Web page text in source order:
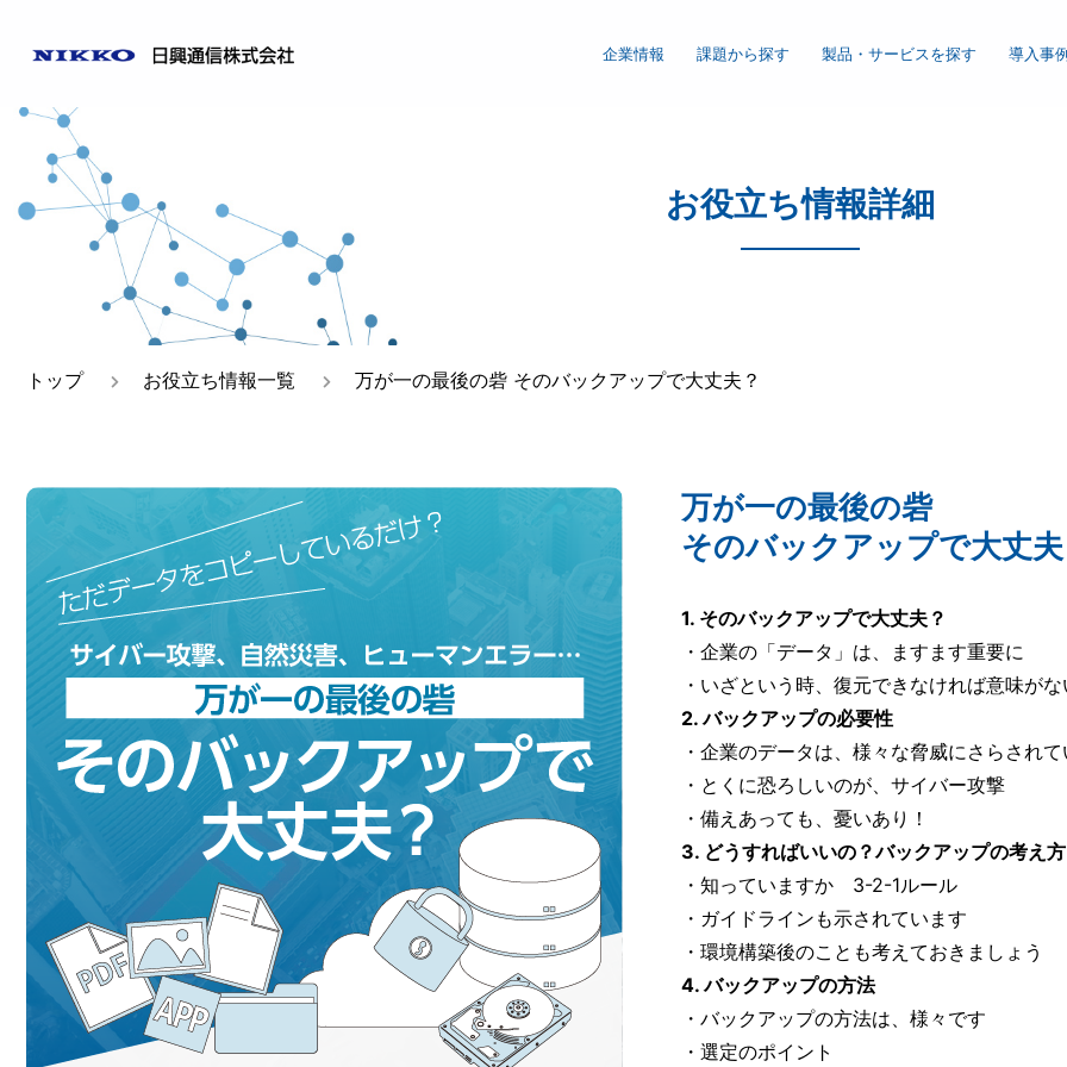
企業情報
個人情報保護方針
課題から探す 製品・サービスを探す 導入事
お役立ち情報詳細
トップ お役立ち情報一覧 万が一の最後の砦 そのバックアップで大丈夫？
万が一の最後の砦
そのバックアップで大丈夫
1. そのバックアップで大丈夫？
・企業の「データ」は、ますます重要に
・いざという時、復元できなければ意味がな
2. バックアップの必要性
・企業のデータは、様々な脅威にさらされ
・とくに恐ろしいのが、サイバー攻撃
・備えあっても、憂いあり！
3. どうすればいいの？バックアップの考え方
・知っていますか 3-2-1ルール
・ガイドラインも示されています
・環境構築後のことも考えておきましょう
4. バックアップの方法
・バックアップの方法は、様々です
・選定のポイント